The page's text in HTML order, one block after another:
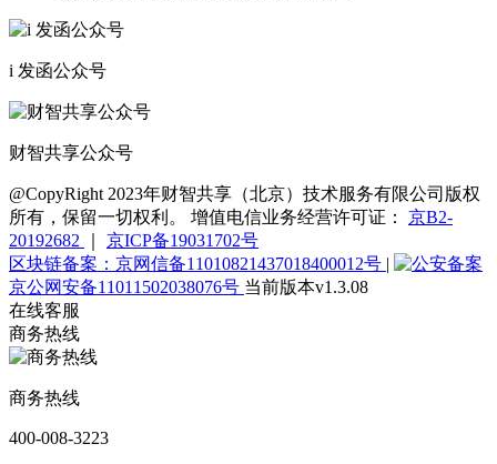
i 发函公众号
财智共享公众号
@CopyRight 2023年财智共享（北京）技术服务有限公司版权
所有，保留一切权利。 增值电信业务经营许可证： 京B2-
20192682
京ICP备19031702号
区块链备案：京网信备11010821437018400012号 |
京公网安备11011502038076号 当前版本v1.3.08
在线客服
商务热线
商务热线
400-008-3223